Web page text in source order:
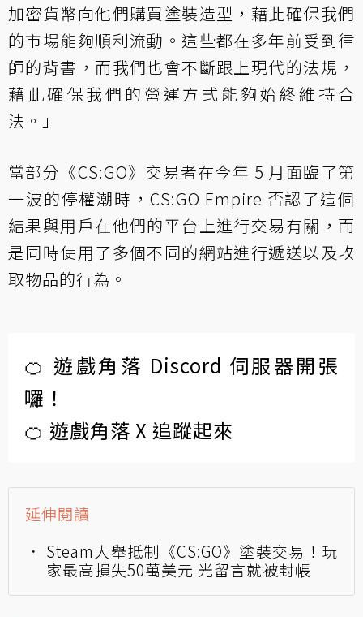
加密貨幣向他們購買塗裝造型，藉此確保我們
的市場能夠順利流動。這些都在多年前受到律
師的背書，而我們也會不斷跟上現代的法規，
藉此確保我們的營運方式能夠始終維持合
法。」
當部分《CS:GO》交易者在今年 5 月面臨了第
一波的停權潮時，CS:GO Empire 否認了這個
結果與用戶在他們的平台上進行交易有關，而
是同時使用了多個不同的網站進行遞送以及收
取物品的行為。
🍊 遊戲角落 Discord 伺服器開張
囉！
🍊 遊戲角落 X 追蹤起來
延伸閱讀
Steam大舉抵制《CS:GO》塗裝交易！玩
家最高損失50萬美元 光留言就被封帳